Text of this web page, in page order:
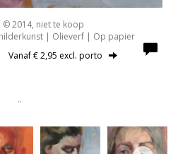
© 2014, niet te koop
| Olieverf | Op papier
Vanaf € 2,95 excl. porto
..